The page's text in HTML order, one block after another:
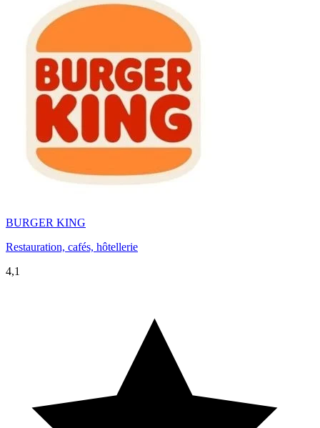
BURGER KING
Restauration, cafés, hôtellerie
4,1